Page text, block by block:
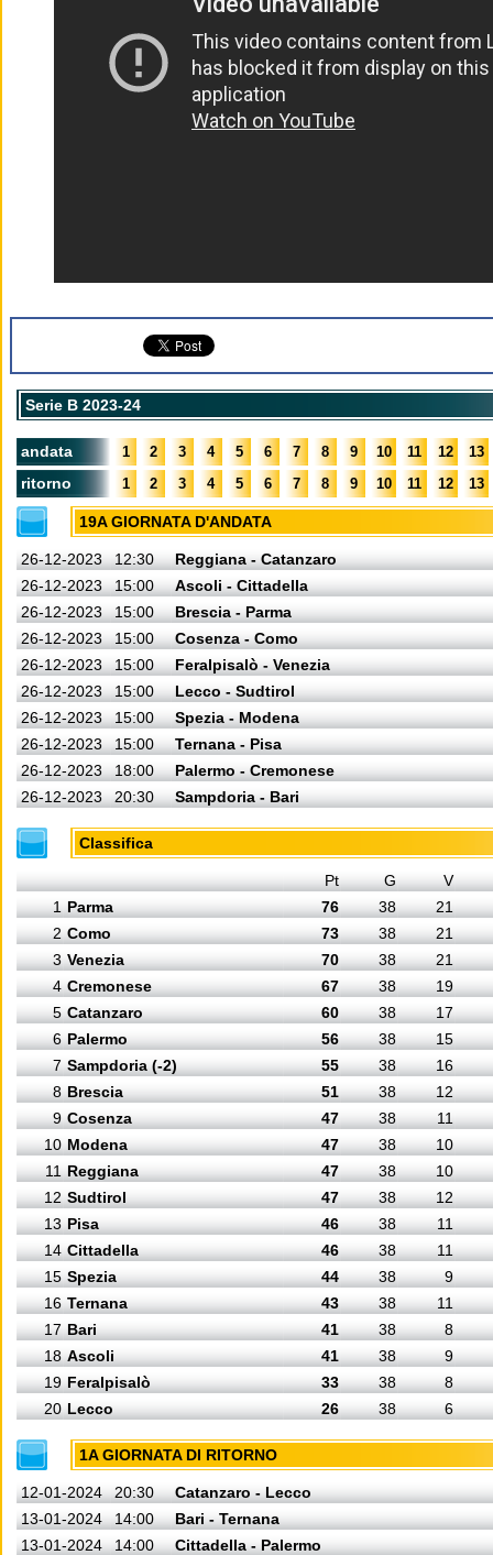
Serie B 2023-24
andata 1 2 3 4 5 6 7 8 9 10 11 12 13
ritorno 1 2 3 4 5 6 7 8 9 10 11 12 13
19A GIORNATA D'ANDATA
26-12-2023 12:30
Reggiana - Catanzaro
26-12-2023
15:00
Ascoli - Cittadella
26-12-2023
15:00
Brescia - Parma
26-12-2023
15:00
Cosenza - Como
26-12-2023
15:00
Feralpisalò - Venezia
26-12-2023
15:00
Lecco - Sudtirol
26-12-2023
15:00
Spezia - Modena
26-12-2023
15:00
Ternana - Pisa
26-12-2023
18:00
Palermo - Cremonese
26-12-2023
20:30 Sampdoria - Bari
Classifica
Pt G
V
1 Parma 76 38
21
2 Como 73 38
21
3 Venezia 70 38
21
4 Cremonese 67 38
19
5 Catanzaro 60 38
17
6 Palermo 56 38
15
7 Sampdoria (-2) 55 38
16
8 Brescia 51 38
12
9 Cosenza 47 38
11
10 Modena 47 38
10
11 Reggiana 47 38
10
12 Sudtirol 47 38
12
13 Pisa 46 38
11
14 Cittadella 46 38
11
15 Spezia 44 38
9
16 Ternana 43 38
11
17 Bari 41 38
8
18 Ascoli 41 38
9
19 Feralpisalò 33 38
8
20 Lecco 26 38 6
1A GIORNATA DI RITORNO
12-01-2024 20:30
Catanzaro - Lecco
13-01-2024
14:00
Bari - Ternana
13-01-2024
14:00
Cittadella - Palermo